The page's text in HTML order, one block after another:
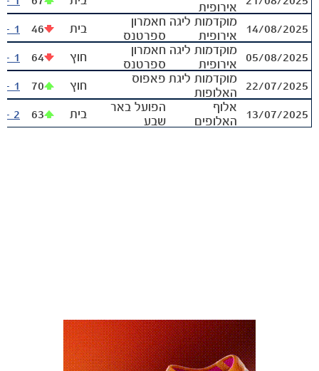
אירופית
14/08/2025
מוקדמות ליגה
אירופית
חאמרון
ספרטנס
בית 46
1 - 3
05/08/2025
מוקדמות ליגה
אירופית
חאמרון
ספרטנס
חוץ 64
1 - 2
22/07/2025
מוקדמות ליגת
האלופות
פאפוס חוץ 70
1 - 1
13/07/2025
אלוף
האלופים
הפועל באר
שבע
בית 63
2 - 1